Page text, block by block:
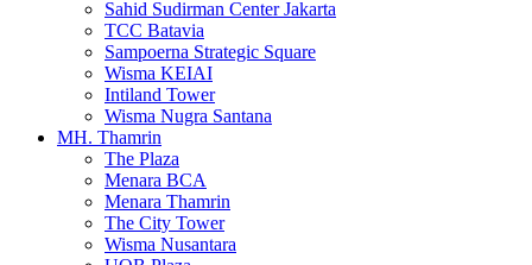
Sahid Sudirman Center Jakarta
TCC Batavia
Sampoerna Strategic Square
Wisma KEIAI
Intiland Tower
Wisma Nugra Santana
MH. Thamrin
The Plaza
Menara BCA
Menara Thamrin
The City Tower
Wisma Nusantara